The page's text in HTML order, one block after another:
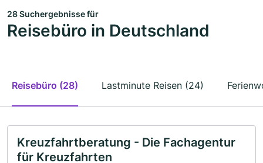
28 Suchergebnisse für
Reisebüro in Deutschland
Reisebüro (28) Lastminute Reisen (24)
Kreuzfahrtberatung - Die Fachagentur
für Kreuzfahrten